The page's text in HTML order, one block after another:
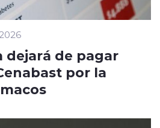
dejará de pagar
por la